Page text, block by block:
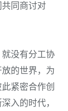
同商讨对
没有分工协
的世界，为
紧密合作创
入的时代，